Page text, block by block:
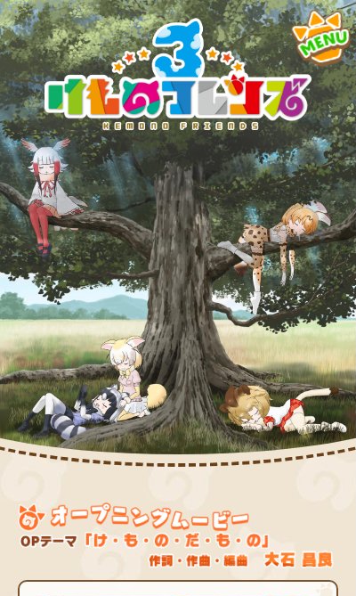
おしらせ
アプリ
ムービー
アニメ
グッズ